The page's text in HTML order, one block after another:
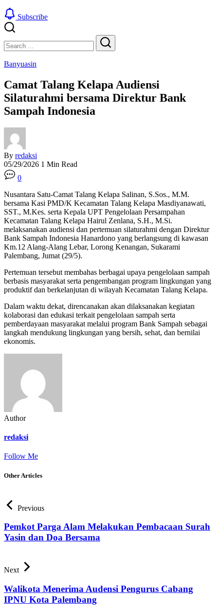
Subscribe
Search
Search
Banyuasin
Camat Talang Kelapa Audiensi
Silaturahmi bersama Direktur Bank
Sampah Indonesia
By redaksi
05/29/2026 1 Min Read
0
Nusantara Satu-Camat Talang Kelapa Salinan, S.Sos., M.M.
bersama Kasi PMD/K Kecamatan Talang Kelapa Masdiyanawati,
SST., M.Kes. serta Kepala UPT Pengelolaan Persampahan
Kecamatan Talang Kelapa Hairul Zenlana, S.H., M.Si.
melaksanakan audiensi dan pertemuan silaturahmi dengan Direktur
Bank Sampah Indonesia Hanardono yang berlangsung di kawasan
Km.12 Alang-Alang Lebar, Lorong Kenangan, Sukarami
Palembang, Jumat (29/5).
Pertemuan tersebut membahas berbagai upaya pengelolaan sampah
berbasis masyarakat serta pengembangan program lingkungan yang
produktif dan berkelanjutan di wilayah Kecamatan Talang Kelapa.
Dalam waktu dekat, direncanakan akan dilaksanakan kegiatan
kolaborasi dan edukasi terkait pengelolaan sampah serta
pemberdayaan masyarakat melalui program Bank Sampah sebagai
langkah mendukung lingkungan yang bersih, sehat, dan bernilai
ekonomis.
Author
redaksi
Follow Me
Other Articles
Previous
Pemkot Parga Alam Melakukan Pembacaan Surah
Yasin dan Doa Bersama
Next
Walikota Menerima Audensi Pengurus Cabang
IPNU Kota Palembang